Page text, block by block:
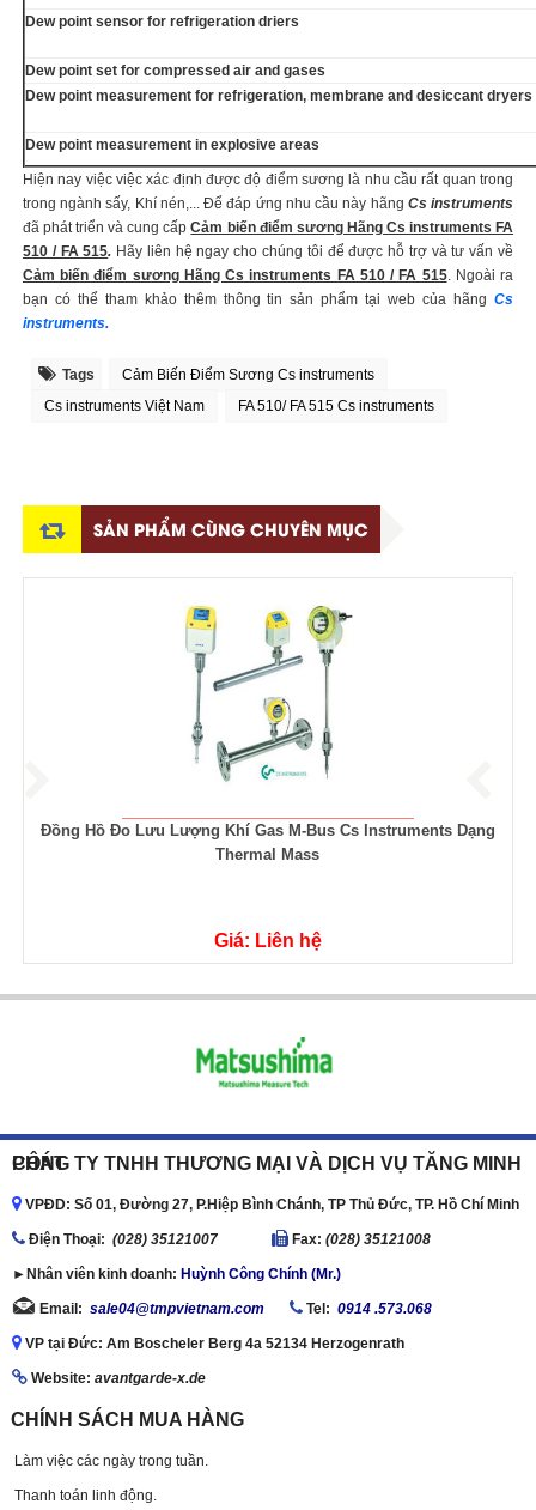
Dew point sensor for refrigeration driers
Dew point set for compressed air and gases
Dew point measurement for refrigeration, membrane and desiccant dryers
Dew point measurement in explosive areas
Hiện nay việc việc xác định được độ điểm sương là nhu cầu rất quan trong
trong ngành sấy, Khí nén,... Để đáp ứng nhu cầu này hãng Cs instruments
đã phát triển và cung cấpCảm biến điểm sương Hãng Cs instruments FA
510 / FA 515. Hãy liên hệ ngay cho chúng tôi để được hỗ trợ và tư vấn về
Cảm biến điểm sương Hãng Cs instruments FA 510 / FA 515. Ngoài ra
bạn có thể tham khảo thêm thông tin sản phẩm tại web của hãngCs
instruments.
Tags
Cảm Biến Điểm Sương Cs instruments
Cs instruments Việt Nam
FA 510/ FA 515 Cs instruments
SẢN PHẨM CÙNG CHUYÊN MỤC
Đồng Hồ Đo Lưu Lượng Khí VA 570 Cs Instruments Dạng
Thermal Mass
Giá: Liên hệ
CÔNG TY TNHH THƯƠNG MẠI VÀ DỊCH VỤ TĂNG MINH PHÁT
VPĐD: Số 01, Đường 27, P.Hiệp Bình Chánh, TP Thủ Đức, TP. Hồ Chí Minh
Ðiện Thoại: (028) 35121007 Fax: (028) 35121008
►Nhân viên kinh doanh: Huỳnh Công Chính (Mr.)
Email: sale04@tmpvietnam.com Tel: 0914 .573.068
VP tại Đức: Am Boscheler Berg 4a 52134 Herzogenrath
Website: avantgarde-x.de
CHÍNH SÁCH MUA HÀNG
Làm việc các ngày trong tuần.
Thanh toán linh động.